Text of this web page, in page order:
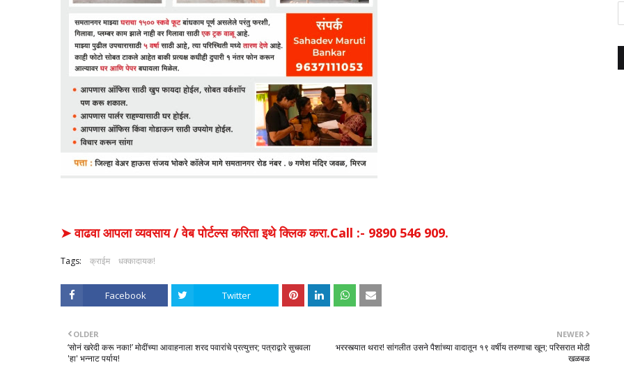
➤ वाढवा आपला व्यवसाय / वेब पोर्टल्स करिता इथे क्लिक करा.Call :- 9890 546 909.
Tags: क्राईम धक्कादायक!
Facebook Twitter
NEWER
भररस्त्यात थरार! सांगलीत उसने पैशांच्या वादातून १९ वर्षीय तरुणाचा खून; परिसरात मोठी
खळबळ
OLDER
​‘सोनं खरेदी करू नका!’ मोदींच्या आवाहनाला शरद पवारांचे प्रत्युत्तर; पत्राद्वारे सुचवला
'हा' भन्नाट पर्याय!